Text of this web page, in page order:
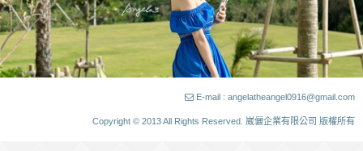
E-mail : angelatheangel0916@gmail.com
Copyright © 2013 All Rights Reserved. 崴儷企業有限公司 版權所有